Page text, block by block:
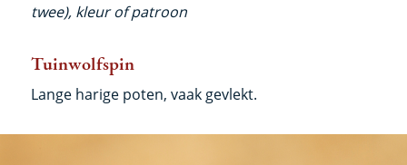
twee), kleur of patroon
Tuinwolfspin
Lange harige poten, vaak gevlekt.